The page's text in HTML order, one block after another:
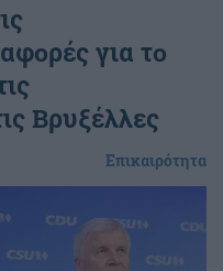
για το
Βρυξέλλες
Επικαιρότητα